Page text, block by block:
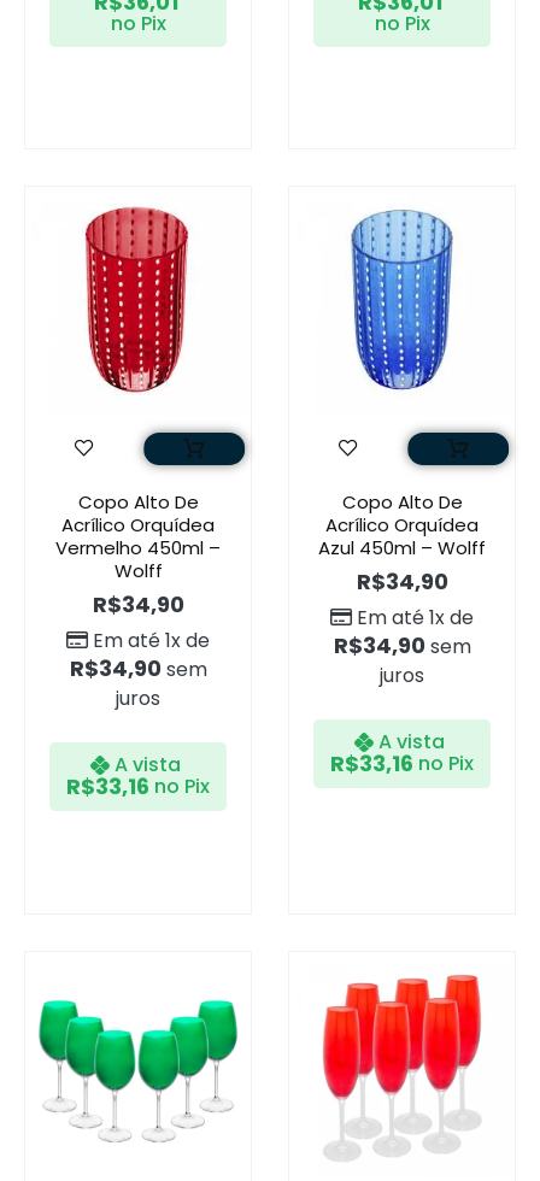
no Pix no Pix
Copo Alto De
Acrílico Orquídea
Vermelho 450ml –
Wolff
R$34,90
Em até 1x de
R$34,90 sem
juros
A vista
R$33,16 no Pix
Copo Alto De
Acrílico Orquídea
Azul 450ml – Wolff
R$34,90
Em até 1x de
R$34,90 sem
juros
A vista
R$33,16 no Pix